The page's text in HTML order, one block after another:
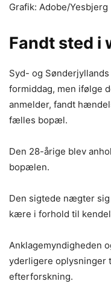
Grafik: Adobe/Yesbjerg
Fandt sted i
Syd- og
formiddag, men ifølge
anmelder, fandt
fælles bopæl.
Den 28-årige blev
bopælen.
Den sigtede nægter
kære i forhold til
Anklagemyndigheden
yderligere oplysninger
efterforskning.